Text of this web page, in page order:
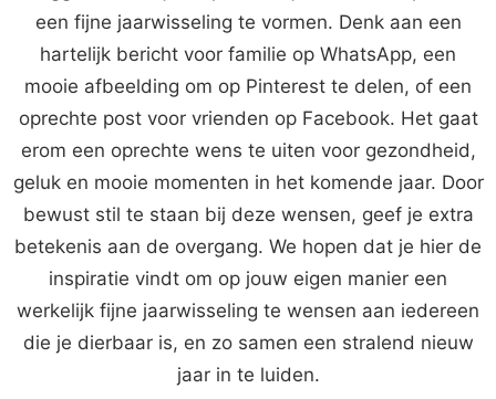
een fijne jaarwisseling te vormen. Denk aan een
hartelijk bericht voor familie op WhatsApp, een
mooie afbeelding om op Pinterest te delen, of een
oprechte post voor vrienden op Facebook. Het gaat
erom een oprechte wens te uiten voor gezondheid,
geluk en mooie momenten in het komende jaar. Door
bewust stil te staan bij deze wensen, geef je extra
betekenis aan de overgang. We hopen dat je hier de
inspiratie vindt om op jouw eigen manier een
werkelijk fijne jaarwisseling te wensen aan iedereen
die je dierbaar is, en zo samen een stralend nieuw
jaar in te luiden.